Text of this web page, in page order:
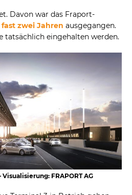
Davon war das Fraport-
zwei Jahren ausgegangen.
tatsächlich eingehalten werden.
FRAPORT AG